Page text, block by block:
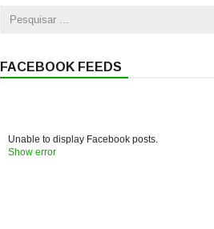
FACEBOOK FEEDS
Unable to display Facebook posts.
Show error